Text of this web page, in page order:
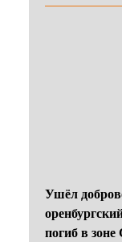
Ушёл
погиб в